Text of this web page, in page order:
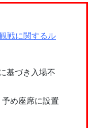
戦に関するル
基づき入場不
め座席に設置